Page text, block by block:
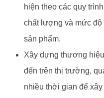
hiện theo các quy
chất lượng và mức độ
sản phẩm.
Xây dựng thương
đến trên thị trường,
nhiều thời gian để